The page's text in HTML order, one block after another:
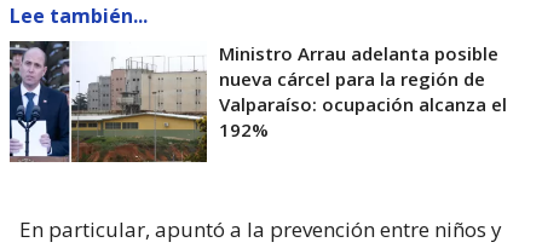
Lee también...
Ministro Arrau adelanta posible
nueva cárcel para la región de
Valparaíso: ocupación alcanza el
192%
En particular, apuntó a la prevención entre niños y